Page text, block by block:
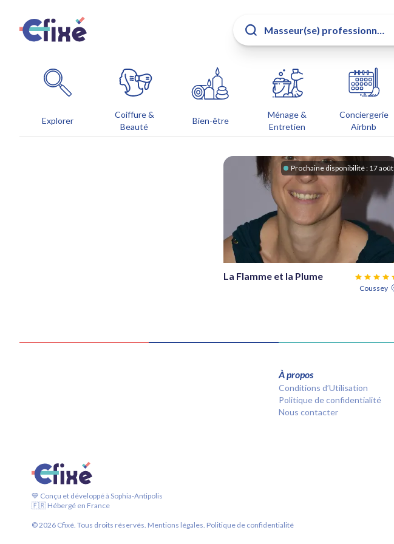
Explorer
Coiffure &
Beauté
Bien-être
Ménage &
Entretien
Conciergerie
Airbnb
Prochaine disponibilité : 17 août
La Flamme et la Plume
Coussey
À propos
Conditions d’Utilisation
Politique de confidentialité
Nous contacter
💙 Conçu et développé à Sophia-Antipolis
🇫🇷 Hébergé en France
©2026 Cfixé. Tous droits réservés. Mentions légales. Politique de confidentialité